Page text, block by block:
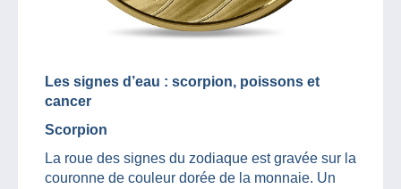
Les signes d’eau : scorpion, poissons et
cancer
Scorpion
La roue des signes du zodiaque est gravée sur la
couronne de couleur dorée de la monnaie. Un